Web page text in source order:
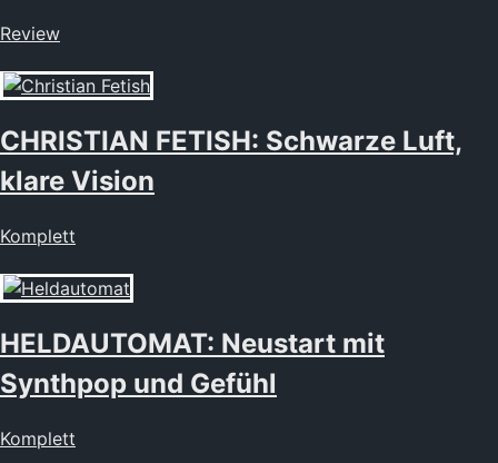
Review
CHRISTIAN FETISH: Schwarze Luft,
klare Vision
Komplett
HELDAUTOMAT: Neustart mit
Synthpop und Gefühl
Komplett